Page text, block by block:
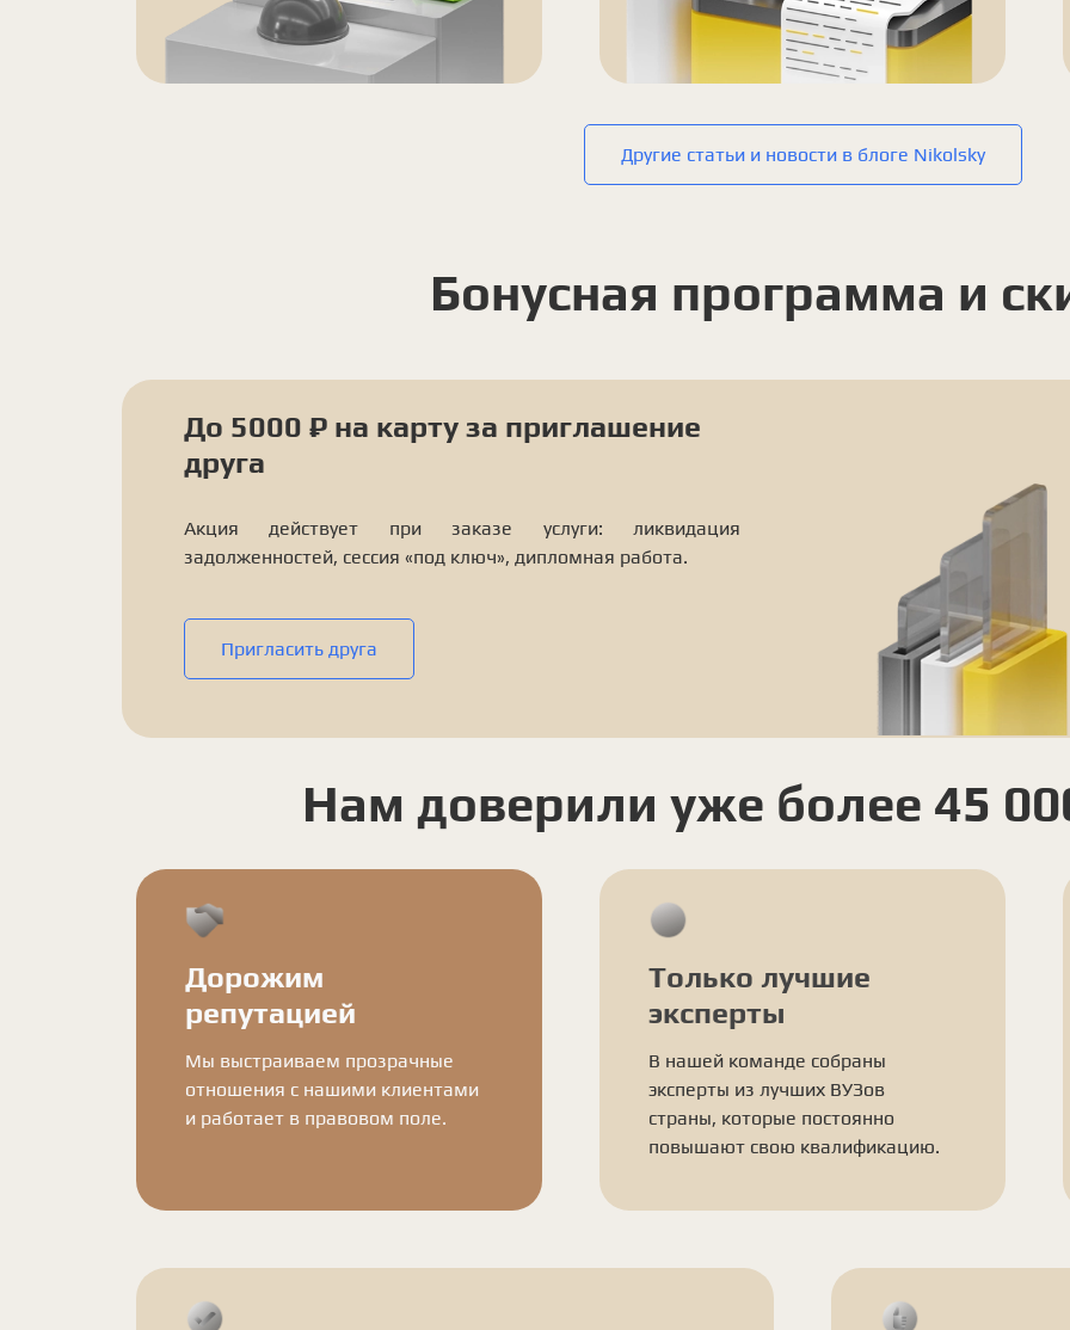
Другие статьи и новости в блоге Nikolsky
Бонусная программа и
До 5000 ₽ на карту за приглашение
друга
Акция действует при заказе услуги: ликвидация
задолженностей, сессия «под ключ», дипломная работа.
Пригласить друга
Нам доверили уже более 45
Дорожим
репутацией
Мы выстраиваем прозрачные
отношения с нашими клиентами
и работает в правовом поле.
Только лучшие
эксперты
В нашей команде собраны
эксперты из лучших ВУЗов
страны, которые постоянно
повышают свою квалификацию.